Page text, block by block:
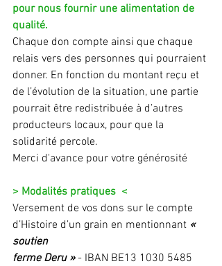
pour nous fournir une alimentation de
qualité.
Chaque don compte ainsi que chaque
relais vers des personnes qui pourraient
donner. En fonction du montant reçu et
de l’évolution de la situation, une partie
pourrait être redistribuée à d’autres
producteurs locaux, pour que la
solidarité percole.
Merci d'avance pour votre générosité
> Modalités pratiques  <
Versement de vos dons sur le compte
d’Histoire d’un grain en mentionnant «
soutien
ferme Deru » - IBAN BE13 1030 5485